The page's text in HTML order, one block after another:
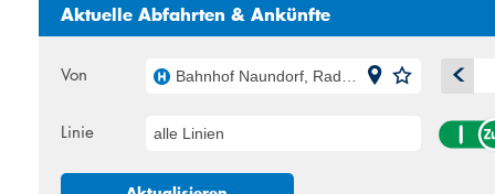
Aktuelle Abfahrten & Ankünfte
Von Bahnhof Naundorf, Radebeul
Mo Di
Linie alle Linien